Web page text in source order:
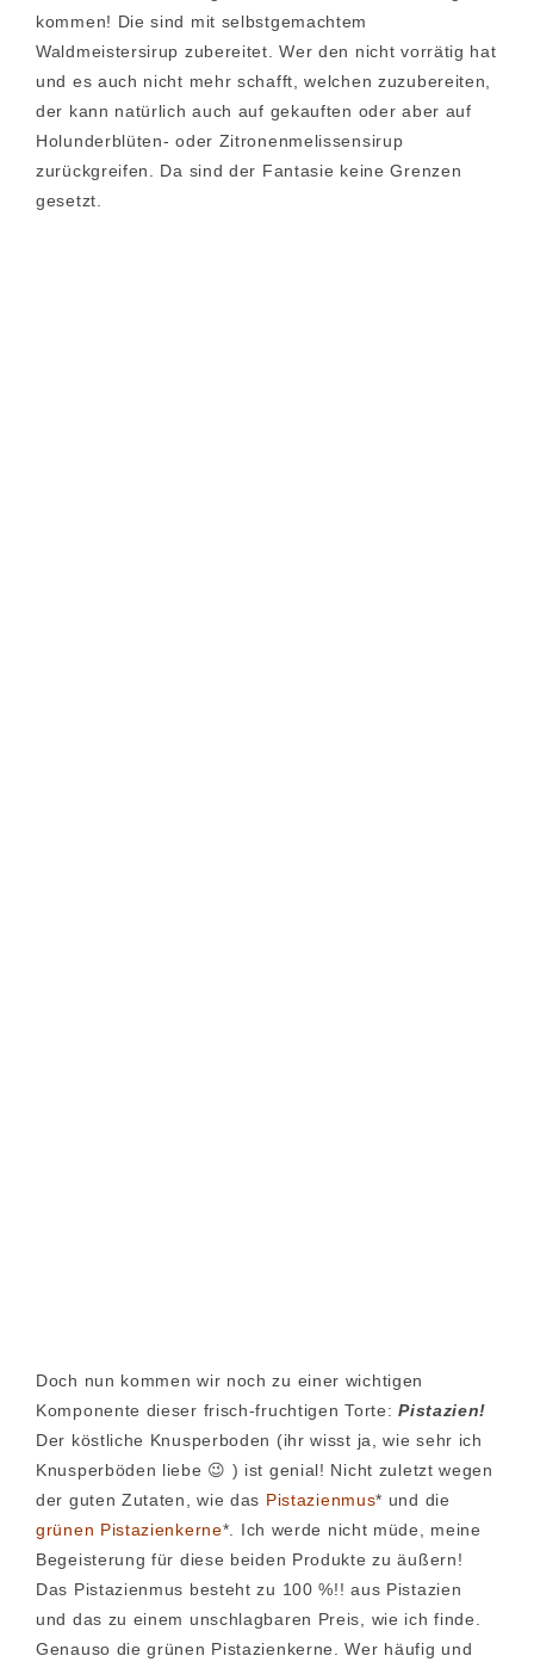
kommen! Die sind mit selbstgemachtem
Waldmeistersirup zubereitet. Wer den nicht vorrätig hat
und es auch nicht mehr schafft, welchen zuzubereiten,
der kann natürlich auch auf gekauften oder aber auf
Holunderblüten- oder Zitronenmelissensirup
zurückgreifen. Da sind der Fantasie keine Grenzen
gesetzt.
Doch nun kommen wir noch zu einer wichtigen
Komponente dieser frisch-fruchtigen Torte:Pistazien!
Der köstliche Knusperboden (ihr wisst ja, wie sehr ich
Knusperböden liebe 😉 ) ist genial! Nicht zuletzt wegen
der guten Zutaten, wie das Pistazienmus* und die
grünen Pistazienkerne*. Ich werde nicht müde, meine
Begeisterung für diese beiden Produkte zu äußern!
Das Pistazienmus besteht zu 100 %!! aus Pistazien
und das zu einem unschlagbaren Preis, wie ich finde.
Genauso die grünen Pistazienkerne. Wer häufig und